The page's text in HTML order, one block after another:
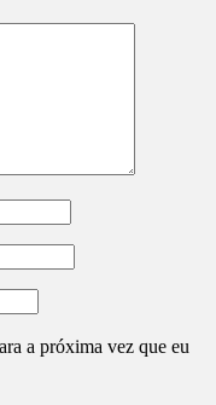
a próxima vez que eu